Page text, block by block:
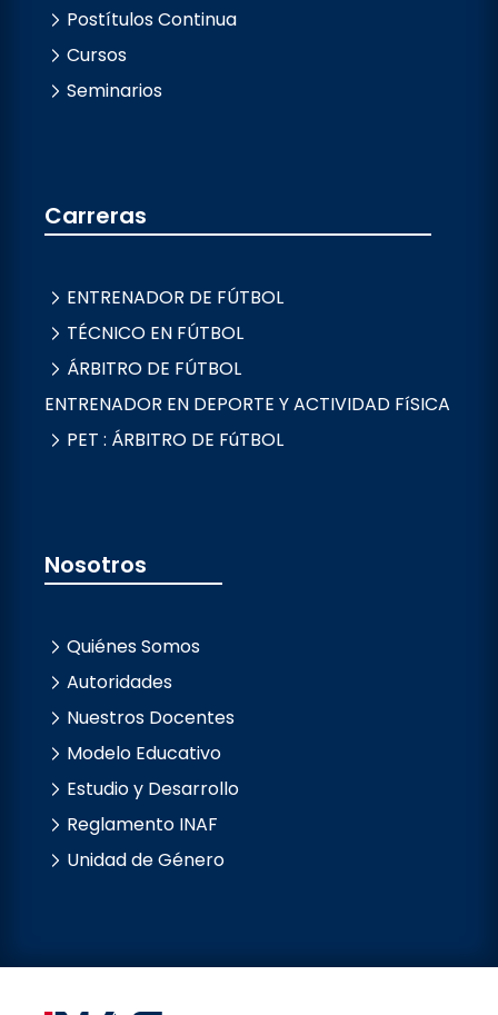
Postítulos Continua
Cursos
Seminarios
Carreras
ENTRENADOR DE FÚTBOL
TÉCNICO EN FÚTBOL
ÁRBITRO DE FÚTBOL
ENTRENADOR EN DEPORTE Y ACTIVIDAD FíSICA
PET : ÁRBITRO DE FúTBOL
Nosotros
Quiénes Somos
Autoridades
Nuestros Docentes
Modelo Educativo
Estudio y Desarrollo
Reglamento INAF
Unidad de Género